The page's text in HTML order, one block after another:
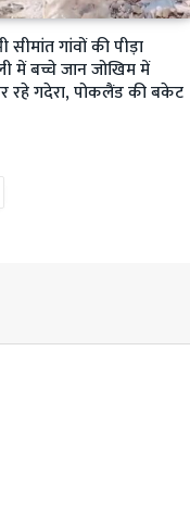
सीमांत गांवों की पीड़ा
में बच्चे जान जोखिम में
रहे गदेरा, पोकलैंड की बकेट